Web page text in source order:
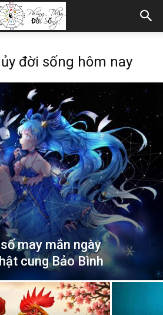
đời sống hôm nay
may mắn ngày
cung Bảo Bình